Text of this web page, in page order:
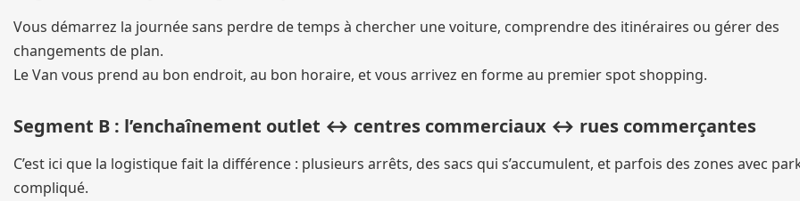
Vous démarrez la journée sans perdre de temps à chercher une voiture, comprendre des itinéraires ou gérer des
changements de plan.
Le Van vous prend au bon endroit, au bon horaire, et vous arrivez en forme au premier spot shopping.
Segment B : l’enchaînement outlet ↔ centres commerciaux ↔ rues commerçantes
C’est ici que la logistique fait la différence : plusieurs arrêts, des sacs qui s’accumulent, et parfois des zones avec
compliqué.